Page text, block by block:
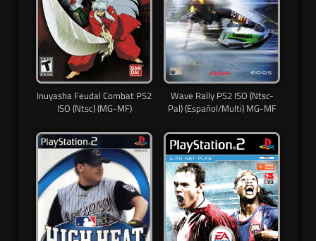
Inuyasha Feudal Combat PS2
ISO (Ntsc) (MG-MF)
Wave Rally PS2 ISO (Ntsc-
Pal) (Español/Multi) MG-MF